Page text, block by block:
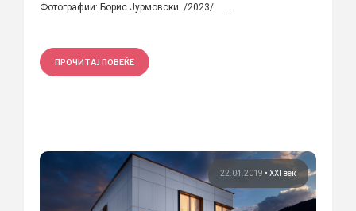
Фотографии: Борис Јурмовски /2023/ ...
ПРОЧИТАЈ ПОВЕЌЕ
22.04.2019 • XXI век